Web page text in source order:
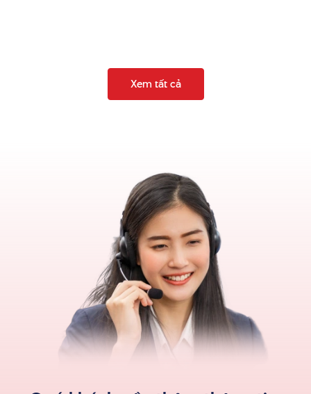
có ưu thế về xuất nhập khẩu các sản
phẩm quà tặng. Chúng tôi minh bạch về các giấy tờ, giấy
chứng nhận trong quá trình làm việc với khách hàng. Cam kết
bình Elmich mà chúng tôi cung cấp đều sử dụng
không gỉ cao cấp, chính hãng cùng chế độ
Xem tất cả